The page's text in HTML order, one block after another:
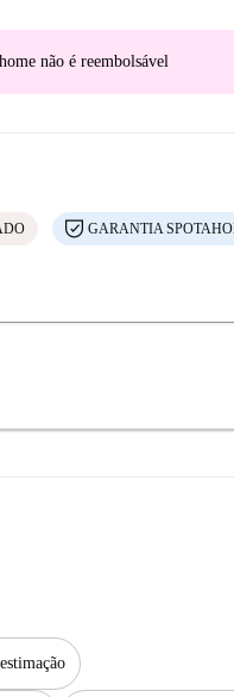
não é reembolsável
GARANTIA